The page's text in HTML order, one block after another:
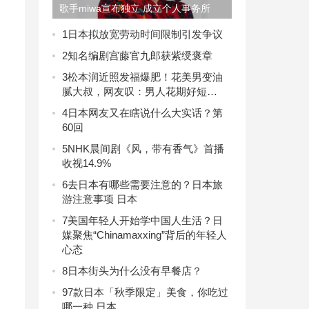
歌手miwa宣布独立 成立个人事务所
1日本拟放宽劳动时间限制引发争议
2知名编剧宫藤官九郎获紫绶褒章
3松本润近照发福爆肥！花美男变油
腻大叔，网友叹：男人花期好短…
4日本网友又在瞎说什么大实话？第
60回
5NHK晨间剧《风，带有香气》首播
收视14.9%
6去日本有哪些需要注意的？日本旅
游注意事项 日本
7美国年轻人开始学中国人生活？日
媒聚焦“Chinamaxxing”背后的年轻人
心态
8日本街头为什么没有早餐店？
97款日本「秋季限定」美食，你吃过